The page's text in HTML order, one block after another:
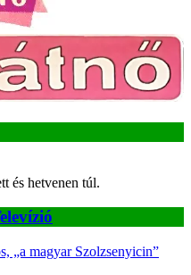
és hetvenen túl.
„a magyar Szolzsenyicin”